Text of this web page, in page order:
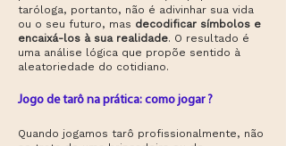
taróloga, portanto, não é adivinhar sua vida
ou o seu futuro, mas decodificar símbolos e
encaixá-los à sua realidade. O resultado é
uma análise lógica que propõe sentido à
aleatoriedade do cotidiano.
Jogo de tarô na prática: como jogar ?
Quando jogamos tarô profissionalmente, não